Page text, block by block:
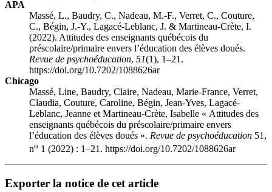
APA
Massé, L., Baudry, C., Nadeau, M.-F., Verret, C., Couture,
C., Bégin, J.-Y., Lagacé-Leblanc, J. & Martineau-Crète, I.
(2022). Attitudes des enseignants québécois du
préscolaire/primaire envers l’éducation des élèves doués.
Revue de psychoéducation, 51(1), 1–21.
https://doi.org/10.7202/1088626ar
Chicago
Massé, Line, Baudry, Claire, Nadeau, Marie-France, Verret,
Claudia, Couture, Caroline, Bégin, Jean-Yves, Lagacé-
Leblanc, Jeanne et Martineau-Crète, Isabelle « Attitudes des
enseignants québécois du préscolaire/primaire envers
l’éducation des élèves doués ». Revue de psychoéducation 51,
no 1 (2022) : 1–21. https://doi.org/10.7202/1088626ar
Exporter la notice de cet article